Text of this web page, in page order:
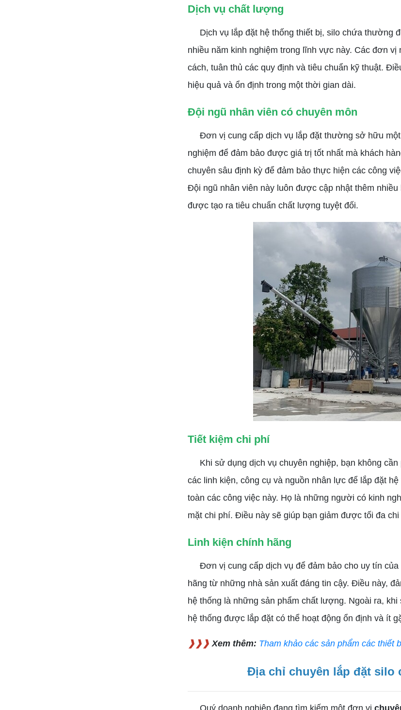
Dịch vụ chất lượng
Dịch vụ lắp đặt hệ thống thiết bị, silo chứa thường
nhiều năm kinh nghiệm trong lĩnh vực này. Các đơn
cách, tuân thủ các quy định và tiêu chuẩn kỹ thuật.
hiệu quả và ổn định trong một thời gian dài.
Đội ngũ nhân viên có chuyên môn
Đơn vị cung cấp dịch vụ lắp đặt thường sở hữu một
nghiệm để đảm bảo được giá trị tốt nhất mà khách
chuyên sâu định kỳ để đảm bảo thực hiện các công
Đội ngũ nhân viên này luôn được cập nhật thêm
được tạo ra tiêu chuẩn chất lượng tuyệt đối.
Tiết kiệm chi phí
Khi sử dụng dịch vụ chuyên nghiệp, bạn không cần
các linh kiện, công cụ và nguồn nhân lực để lắp đặt
toàn các công việc này. Họ là những người có kinh
mặt chi phí. Điều này sẽ giúp bạn giảm được tối đa
Linh kiện chính hãng
Đơn vị cung cấp dịch vụ để đảm bảo cho uy tín
hãng từ những nhà sản xuất đáng tin cậy. Điều này,
hệ thống là những sản phẩm chất lượng. Ngoài ra,
hệ thống được lắp đặt có thể hoạt động ổn định và ít
❱❱❱ Xem thêm: Tham khảo các sản phẩm các thiết
Địa chỉ chuyên lắp đặt
Quý doanh nghiệp đang tìm kiếm một đơn vị